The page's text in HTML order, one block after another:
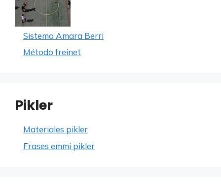
Sistema Amara Berri
Método freinet
Pikler
Materiales pikler
Frases emmi pikler